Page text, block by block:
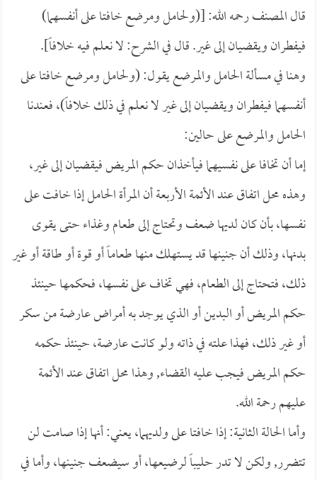
قال المصنف رحمه الله: [(ولحامل ومرضع خافتا على أنفسهما)
فيفطران ويقضيان إلى غير. قال في الشرح: لا نعلم فيه خلافاً].
وهنا في مسألة الحامل والمرضع يقول: (ولحامل ومرضع خافتا على
أنفسهما فيفطران ويقضيان إلى غير لا نعلم في ذلك خلافاً)، فعندنا
الحامل والمرضع على حالين:
إما أن تخافا على نفسيهما فيأخذان حكم المريض فيقضيان إلى غير،
وهذه محل اتفاق عند الأئمة الأربعة أن المرأة الحامل إذا خافت على
نفسها، بأن كان لديها ضعف وتحتاج إلى طعام وغذاء حتى يقوى
بدنها، وذلك أن جنينها قد يستهلك منها طعاماً أو قوة أو طاقة أو غير
ذلك، فتحتاج إلى الطعام، فهي تخاف على نفسها، فحكمها حينئذ
حكم المريض أو البدين أو الذي يوجد به أمراض عارضة من سكر
أو غير ذلك، فهذا علته في ذاته ولو كانت عارضة، حينئذ حكمه
حكم المريض فيجب عليه القضاء, وهذا محل اتفاق عند الأئمة
عليهم رحمة الله.
وأما الحالة الثانية: إذا خافتا على ولديهما، يعني: أنها إذا صامت لن
تتضرر, ولكن لا تدر حليباً لرضيعها، أو سيضعف جنينها، وأما في